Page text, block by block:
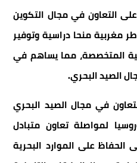
التعاون في مجال التكوين
مغربية منحا دراسية وتوفير
المتخصصة، مما يساهم في
الصيد البحري.
في مجال الصيد البحري
لمواصلة تعاون متبادل
على الموارد البحرية